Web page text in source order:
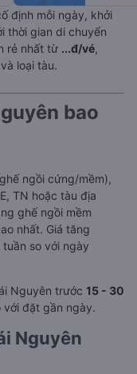
định mỗi ngày, khởi
thời gian di chuyển
rẻ nhất từ ...đ/vé,
loại tàu.
bao
ngồi cứng/mềm),
TN hoặc tàu địa
ghế ngồi mềm
nhất. Giá tăng
so với ngày
Nguyên trước 15 - 30
với đặt gần ngày.
Nguyên